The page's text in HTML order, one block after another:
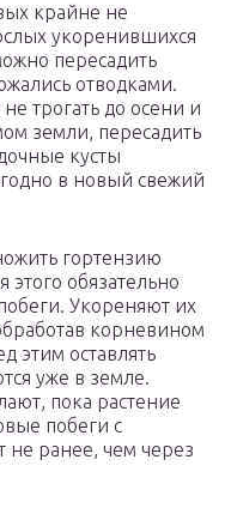
крайне не
укоренившихся
пересадить
отводками.
трогать до осени и
земли, пересадить
кусты
в новый свежий
гортензию
обязательно
Укореняют их
корневином
этим оставлять
уже в земле.
пока растение
побеги с
не ранее, чем через